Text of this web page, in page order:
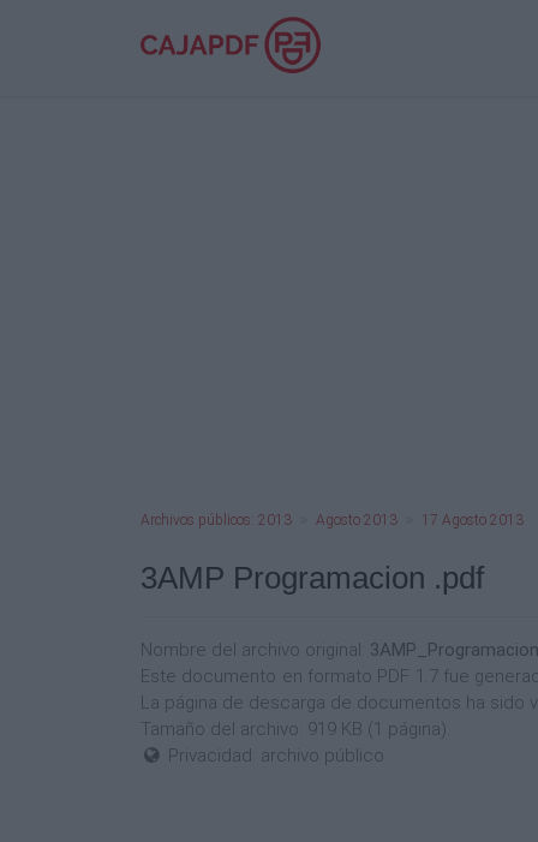
Archivos públicos: 2013 Agosto 2013 17 Agosto 2013
3AMP Programacion .pdf
Nombre del archivo original:
Este documento en formato PDF 1.7 fue
La página de descarga de documentos ha sido
Tamaño del archivo: 919 KB (1 página).
Privacidad: archivo público